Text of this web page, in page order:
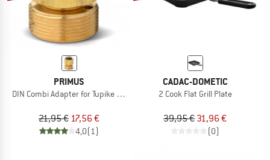
PRIMUS
DIN Combi Adapter for Tupike & Kinjia
21,95 € 17,56 €
4,0(1)
CADAC-DOMETIC
2 Cook Flat Grill Plate
39,95 € 31,96 €
(0)